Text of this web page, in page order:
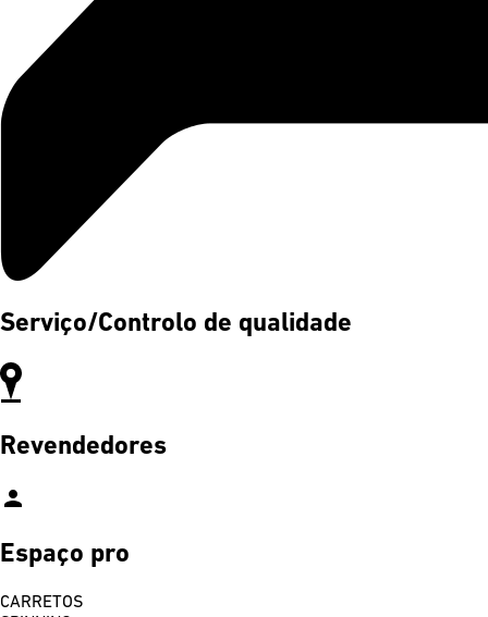
Serviço/Controlo de qualidade
Revendedores
person
Espaço pro
CARRETOS